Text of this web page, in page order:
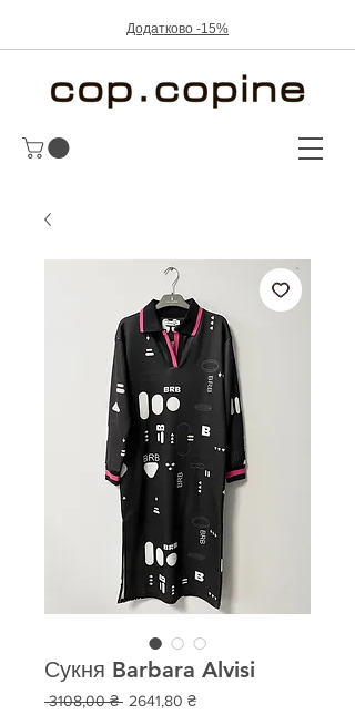
Додатково -15%
Сукня Barbara Alvisi
3108,00 ₴ Звичайна
2641,80 ₴За